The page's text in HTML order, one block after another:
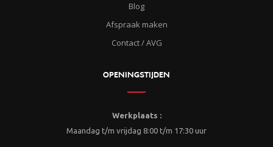
Blog
Afspraak maken
Contact / AVG
OPENINGSTIJDEN
Werkplaats :
Maandag t/m vrijdag 8:00 t/m 17:30 uur